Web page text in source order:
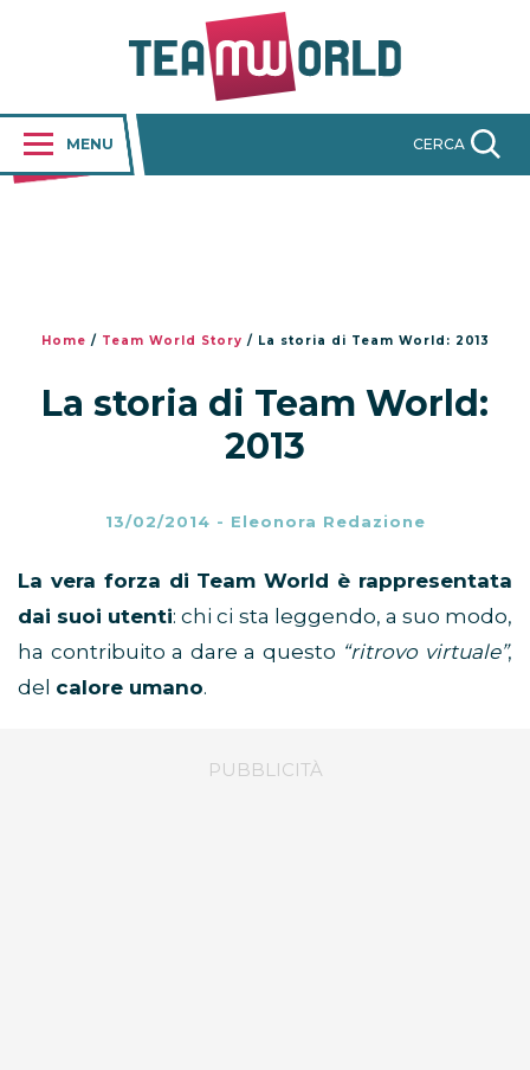
MENU CERCA
Home / Team World Story / La storia di Team World: 2013
La storia di Team World:
2013
13/02/2014 - Eleonora Redazione
La vera forza di Team World è rappresentata
dai suoi utenti: chi ci sta leggendo, a suo modo,
ha contribuito a dare a questo “ritrovo virtuale”,
del calore umano.